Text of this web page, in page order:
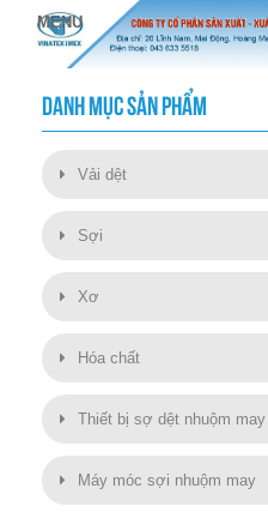
DANH MỤC SẢN PHẨM
Vải dệt
Sợi
Xơ
Hóa chất
Thiết bị sợ dệt nhuộm may
Máy móc sợi nhuộm may